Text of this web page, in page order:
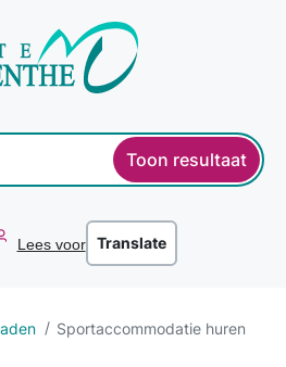
Toon resultaat
Lees voor Translate
Sportaccommodatie huren